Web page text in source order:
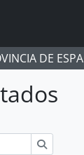
in browse
DE